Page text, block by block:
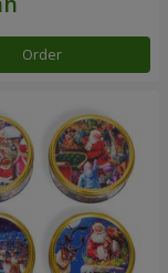
Order